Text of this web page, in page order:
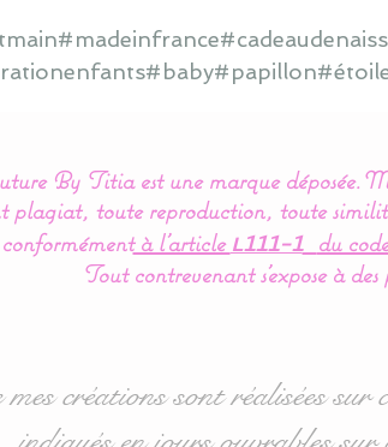
By Titia est une marque déposée.
plagiat, toute reproduction, toute
conformémentà l’article L111-1
du
Tout contrevenant s'expose à des
créations sont réalisées